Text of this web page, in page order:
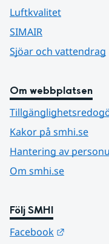
Luftkvalitet
SIMAIR
Sjöar och vattendrag
Om webbplatsen
Kakor på smhi.se
Hantering av
Om smhi.se
Följ SMHI
Facebook